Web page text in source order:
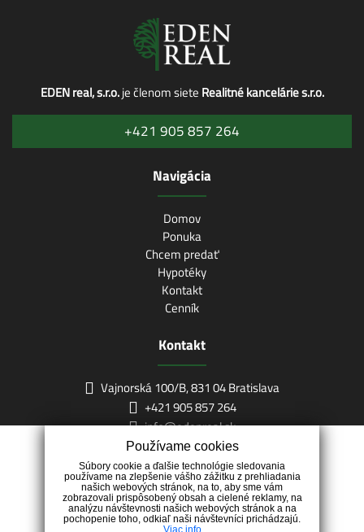
EDEN real, s.r.o.je členom siete Realitné kancelárie s.r.o.
+421 905 857 264
Navigácia
Domov
Ponuka
Chcem predať
Hypotéky
Kontakt
Cenník
Kontakt
Vajnorská 100/B, 831 04 Bratislava
+421 905 857 264
info@edenreal.sk
Používame cookies
Súbory cookie a ďalšie technológie sledovania
používame na zlepšenie vášho zážitku z prehliadania
našich webových stránok, na to, aby sme vám
zobrazovali prispôsobený obsah a cielené reklamy, na
analýzu návštevnosti našich webových stránok a na
pochopenie toho, odkiaľ naši návštevníci prichádzajú.
Viac info